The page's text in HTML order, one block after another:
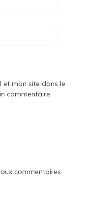
et mon site dans le
commentaire.
commentaires